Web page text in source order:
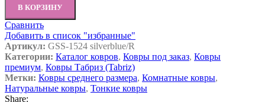
В КОРЗИНУ
Сравнить
Добавить в список "избранные"
Артикул: GSS-1524 silverblue/R
Категории: Каталог ковров, Ковры под заказ, Ковры
премиум, Ковры Табриз (Tabriz)
Метки: Ковры среднего размера, Комнатные ковры,
Натуральные ковры, Тонкие ковры
Share: